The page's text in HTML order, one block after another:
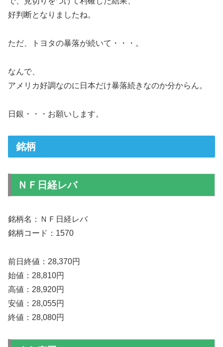
好判断となりましたね。
ただ、トヨタの暴落が続いて・・・。
なんで、
アメリカ好調なのに日本だけ暴落続きなのか分からん。
日銀・・・お願いします。
銘柄
ＮＦ日経レバ
銘柄名：ＮＦ日経レバ
銘柄コード：1570
前日終値：28,370円
始値：28,810円
高値：28,920円
安値：28,055円
終値：28,080円